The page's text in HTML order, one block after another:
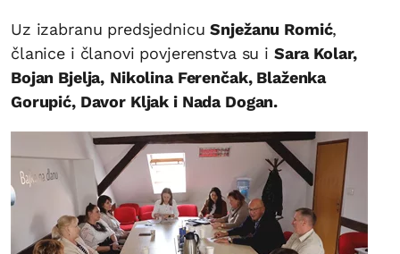
Uz izabranu predsjednicuSnježanu Romić,
članice i članovi povjerenstva su i Sara Kolar,
Bojan Bjelja, Nikolina Ferenčak, Blaženka
Gorupić, Davor Kljak i Nada Dogan.